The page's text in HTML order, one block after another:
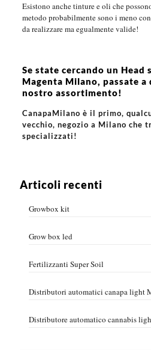
Esistono anche tinture e oli che
metodo probabilmente sono i meno
da realizzare ma egualmente valide!
Se state cercando un Head
Magenta Milano, passate a
nostro assortimento!
CanapaMilano è il primo,
vecchio, negozio a Milano che
specializzati!
Articoli recenti
Growbox kit
Grow box led
Fertilizzanti Super Soil
Distributori automatici canapa light
Distributore automatico cannabis